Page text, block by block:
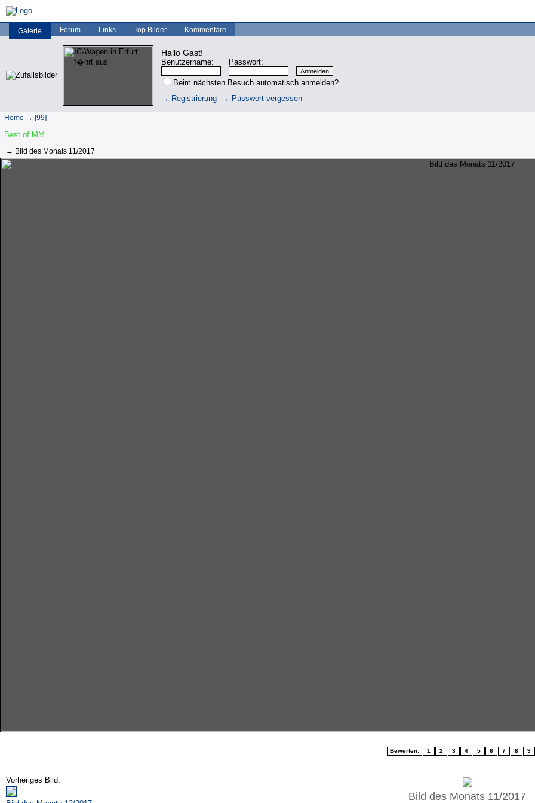
Galerie Forum Links Top Bilder Kommentare
Hallo Gast!
Benutzername: Passwort:
Beim nächsten Besuch automatisch anmelden?
→ Registrierung
→ Passwort vergessen
Home → [99]
Best of MM.
→ Bild des Monats 11/2017
Bewerten: 1 2 3 4 5 6 7 8 9
Vorheriges Bild:
Bild des Monats 11/2017